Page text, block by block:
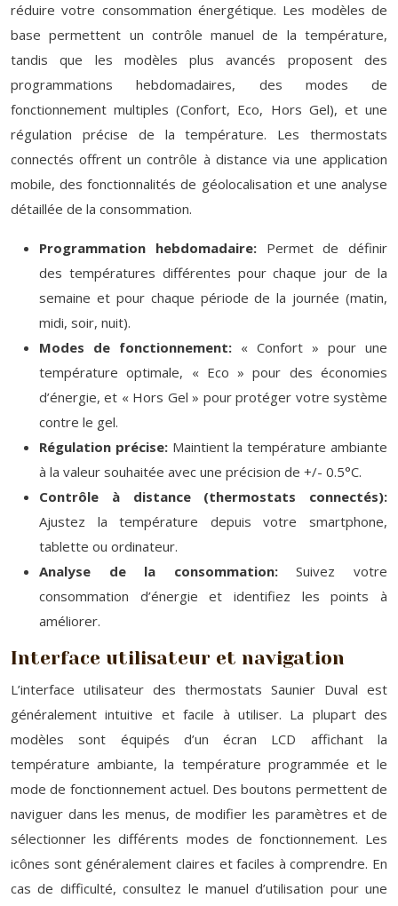
réduire votre consommation énergétique. Les modèles de
base permettent un contrôle manuel de la température,
tandis que les modèles plus avancés proposent des
programmations hebdomadaires, des modes de
fonctionnement multiples (Confort, Eco, Hors Gel), et une
régulation précise de la température. Les thermostats
connectés offrent un contrôle à distance via une application
mobile, des fonctionnalités de géolocalisation et une analyse
détaillée de la consommation.
Programmation hebdomadaire: Permet de définir
des températures différentes pour chaque jour de la
semaine et pour chaque période de la journée (matin,
midi, soir, nuit).
Modes de fonctionnement: « Confort » pour une
température optimale, « Eco » pour des économies
d’énergie, et « Hors Gel » pour protéger votre système
contre le gel.
Régulation précise: Maintient la température ambiante
à la valeur souhaitée avec une précision de +/- 0.5°C.
Contrôle à distance (thermostats connectés):
Ajustez la température depuis votre smartphone,
tablette ou ordinateur.
Analyse de la consommation:Suivez votre
consommation d’énergie et identifiez les points à
améliorer.
Interface utilisateur et navigation
L’interface utilisateur des thermostats Saunier Duval est
généralement intuitive et facile à utiliser. La plupart des
modèles sont équipés d’un écran LCD affichant la
température ambiante, la température programmée et le
mode de fonctionnement actuel. Des boutons permettent de
naviguer dans les menus, de modifier les paramètres et de
sélectionner les différents modes de fonctionnement. Les
icônes sont généralement claires et faciles à comprendre. En
cas de difficulté, consultez le manuel d’utilisation pour une